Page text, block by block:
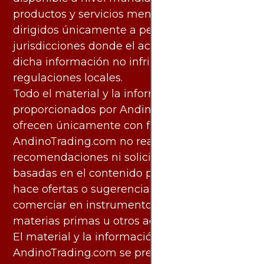
productos y servicios mencionados están
dirigidos únicamente a personas en
jurisdicciones donde el acceso y uso de
dicha información no infringe leyes o
regulaciones locales.
Todo el material y la información
proporcionados por AndinoTrading.com se
ofrecen únicamente con fines informativos.
AndinoTrading.com no realiza
recomendaciones ni solicita acciones
basadas en el contenido proporcionado, ni
hace ofertas o sugerencias para invertir o
comerciar en instrumentos financieros,
materias primas u otros activos.
El material y la información disponibles en
AndinoTrading.com se presentan con la